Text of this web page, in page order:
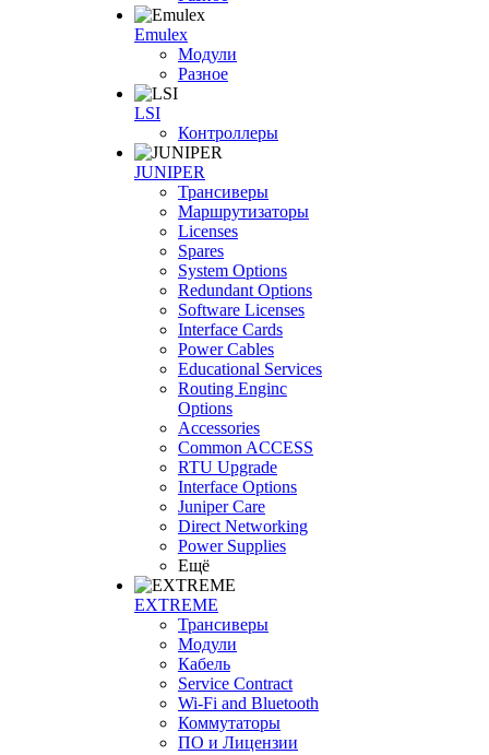
Emulex
Модули
Разное
LSI
Контроллеры
JUNIPER
Трансиверы
Маршрутизаторы
Licenses
Spares
System Options
Redundant Options
Software Licenses
Interface Cards
Power Cables
Educational Services
Routing Enginc
Options
Accessories
Common ACCESS
RTU Upgrade
Interface Options
Juniper Care
Direct Networking
Power Supplies
Ещё
EXTREME
Трансиверы
Модули
Кабель
Service Contract
Wi-Fi and Bluetooth
Коммутаторы
ПО и Лицензии